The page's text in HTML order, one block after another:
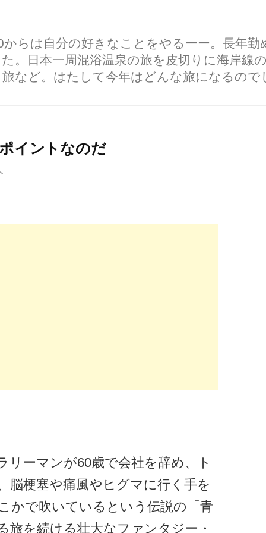
らは自分の好きなことをやるーー。長年
。日本一周混浴温泉の旅を皮切りに海岸線
など。はたして今年はどんな旅になるので
イントなのだ
リーマンが60歳で会社を辞め、ト
脳梗塞や痛風やヒグマに行く手を
かで吹いているという伝説の「青
旅を続ける壮大なファンタジー・